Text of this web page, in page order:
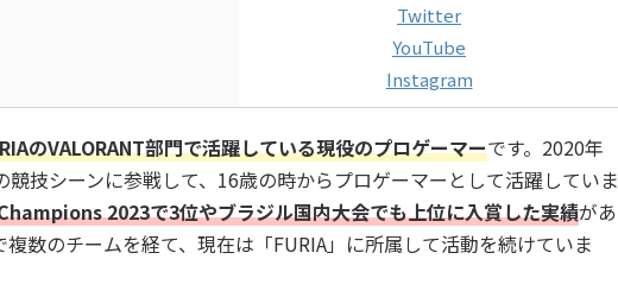
Twitter
YouTube
Instagram
のVALORANT部門で活躍している現役のプロゲーマーです。2020年
競技シーンに参戦して、16歳の時からプロゲーマーとして活躍していま
2023で3位やブラジル国内大会でも上位に入賞した実績があ
複数のチームを経て、現在は「FURIA」に所属して活動を続けていま